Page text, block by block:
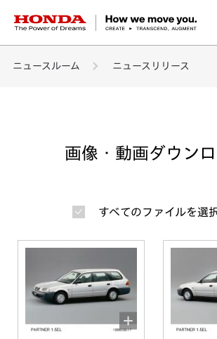
HONDA The Power of Dreams
ニュースルーム ニュースリリース
画像・動画ダウン
すべてのファイルを選